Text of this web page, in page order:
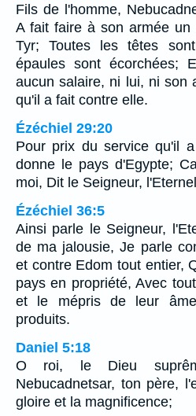
Fils de l'homme,
A fait faire à son armée un
Tyr; Toutes les têtes
épaules sont écorchées;
aucun salaire, ni lui, ni son
qu'il a fait contre elle.
Ézéchiel 29:20
Pour prix du service qu'il
donne le pays d'Egypte;
moi, Dit le Seigneur,
Ézéchiel 36:5
Ainsi parle le Seigneur,
de ma jalousie, Je parle
et contre Edom tout entier,
pays en propriété, Avec
et le mépris de leur
produits.
Daniel 5:18
O roi, le Dieu
Nebucadnetsar, ton père,
gloire et la magnificence;